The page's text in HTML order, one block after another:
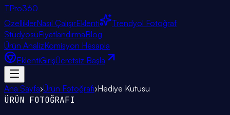
TPro360
ÖzelliklerNasıl ÇalışırEklenti
Trendyol Fotoğraf
StüdyosuFiyatlandırmaBlog
Ürün AnalizKomisyon Hesapla
EklentiGirişÜcretsiz Başla
Ana Sayfa›Ürün Fotoğrafı›Hediye Kutusu
ÜRÜN FOTOĞRAFI